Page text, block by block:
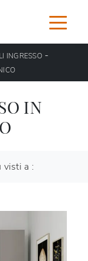
INGRESSO-
IN
visti a :